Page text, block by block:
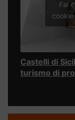
Fai
Castelli di
turismo di